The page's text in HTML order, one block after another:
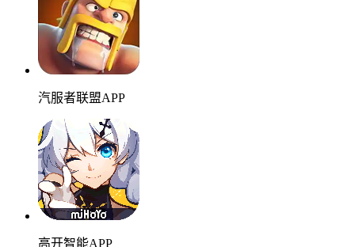
汽服者联盟APP
高开智能APP